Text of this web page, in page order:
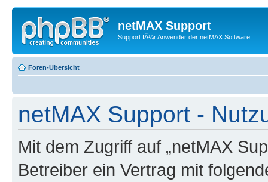
netMAX Support
Support fÃ¼r Anwender der netMAX Software
Foren-Übersicht
netMAX Support -
Mit dem Zugriff auf „netMAX
Betreiber ein Vertrag mit